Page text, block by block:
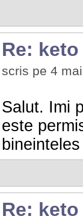
Re: keto
scris pe 4
Salut. Imi
este
Re: keto